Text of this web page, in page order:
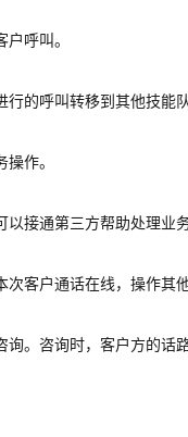
呼叫。
的呼叫转移到其他技能
作。
接通第三方帮助处理业
客户通话在线，操作其
。咨询时，客户方的话